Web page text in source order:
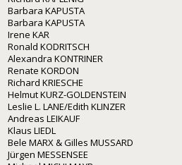
Barbara KAPUSTA
Barbara KAPUSTA
Irene KAR
Ronald KODRITSCH
Alexandra KONTRINER
Renate KORDON
Richard KRIESCHE
Helmut KURZ-GOLDENSTEIN
Leslie L. LANE/Edith KLINZER
Andreas LEIKAUF
Klaus LIEDL
Bele MARX & Gilles MUSSARD
Jürgen MESSENSEE